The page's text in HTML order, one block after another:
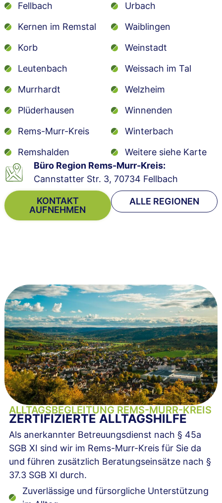
Fellbach
Kernen im Remstal
Korb
Leutenbach
Murrhardt
Plüderhausen
Rems-Murr-Kreis
Remshalden
Urbach
Waiblingen
Weinstadt
Weissach im Tal
Welzheim
Winnenden
Winterbach
Weitere siehe Karte
Büro Region Rems-Murr-Kreis:
Cannstatter Str. 3, 70734 Fellbach
KONTAKT
AUFNEHMEN
ALLE REGIONEN
ALLTAGSBEGLEITUNG REMS-MURR-KREIS
ZERTIFIZIERTE ALLTAGSHILFE
Als anerkannter Betreuungsdienst nach § 45a
SGB XI sind wir im Rems-Murr-Kreis für Sie da
und führen zusätzlich Beratungseinsätze nach §
37.3 SGB XI durch.
Zuverlässige und fürsorgliche Unterstützung